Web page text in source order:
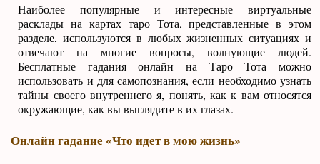
Наиболее популярные и интересные виртуальные
расклады на картах таро Тота, представленные в этом
разделе, используются в любых жизненных ситуациях и
отвечают на многие вопросы, волнующие людей.
Бесплатные гадания онлайн на Таро Тота можно
использовать и для самопознания, если необходимо узнать
тайны своего внутреннего я, понять, как к вам относятся
окружающие, как вы выглядите в их глазах.
Онлайн гадание «Что идет в мою жизнь»